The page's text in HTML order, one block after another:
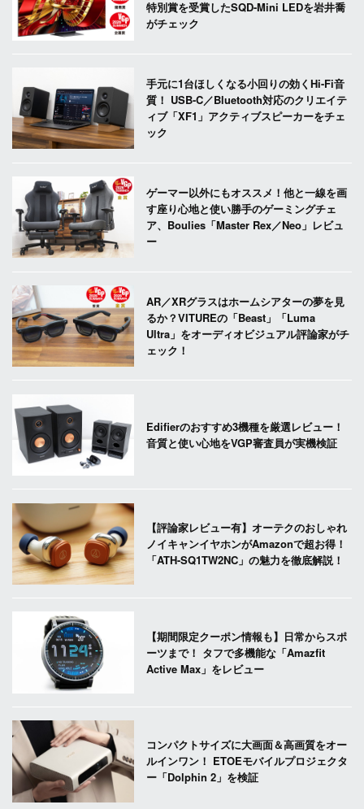
特別賞を受賞したSQD-Mini LEDを岩井喬
がチェック
手元に1台ほしくなる小回りの効くHi-Fi音
質！ USB-C／Bluetooth対応のクリエイテ
ィブ「XF1」アクティブスピーカーをチェ
ック
ゲーマー以外にもオススメ！他と一線を画
す座り心地と使い勝手のゲーミングチェ
ア、Boulies「Master Rex／Neo」レビュ
ー
AR／XRグラスはホームシアターの夢を見
るか？VITUREの「Beast」「Luma
Ultra」をオーディオビジュアル評論家がチ
ェック！
Edifierのおすすめ3機種を厳選レビュー！
音質と使い心地をVGP審査員が実機検証
【評論家レビュー有】オーテクのおしゃれ
ノイキャンイヤホンがAmazonで超お得！
「ATH-SQ1TW2NC」の魅力を徹底解説！
【期間限定クーポン情報も】日常からスポ
ーツまで！ タフで多機能な「Amazfit
Active Max」をレビュー
コンパクトサイズに大画面＆高画質をオー
ルインワン！ ETOEモバイルプロジェクタ
ー「Dolphin 2」を検証